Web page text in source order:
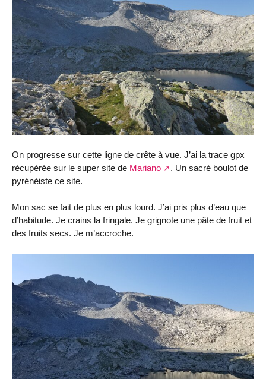
On progresse sur cette ligne de crête à vue. J’ai la trace gpx
récupérée sur le super site de Mariano
. Un sacré boulot de
pyrénéiste ce site.
Mon sac se fait de plus en plus lourd. J’ai pris plus d’eau que
d’habitude. Je crains la fringale. Je grignote une pâte de fruit et
des fruits secs. Je m’accroche.